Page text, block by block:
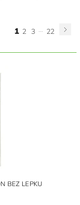
1 2 3 ... 22
BEZ LEPKU